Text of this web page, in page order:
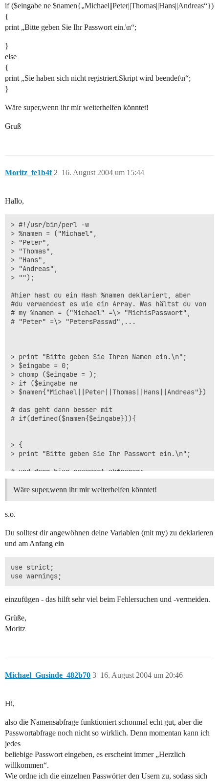
if ($eingabe ne $namen{„Michael||Peter||Thomas||Hans||Andreas“})
{
print „Bitte geben Sie Ihr Passwort ein.\n“;
}
else
{
print „Sie haben sich nicht registriert.Skript wird beendet\n“;
}
Wäre super,wenn ihr mir weiterhelfen könntet!
Gruß
Moritz_fe1b4f 16. August 2004 um 15:44
2
Hallo,
> #!/usr/bin/perl -w
> %namen = ("Michael",
> "Peter",
> "Thomas",
> "Hans",
> "Andreas",
> "");
#hier hast du ein Hash %namen deklariert, aber
#du verwendest es wie ein Array. Was hältst du von
# my %namen = ("Michael" =\> "MichisPasswort",
# "Peter" =\> "PetersPasswd",...
> print "Bitte geben Sie Ihren Namen ein.\n";
> $eingabe = 0;
> chomp ($eingabe = );
> if ($eingabe ne
> $namen{"Michael||Peter||Thomas||Hans||Andreas"})
# das geht dann besser mit
# if(defined($namen{$eingabe})){
> {
> print "Bitte geben Sie Ihr Passwort ein.\n";
# und dann hier passwort abfragen:
# chomp $passwd;
> else
> {
> print "Sie haben sich nicht registriert.Skript
Wäre super,wenn ihr mir weiterhelfen könntet!
s.o.
Du solltest dir angewöhnen deine Variablen (mit my) zu deklarieren
und am Anfang ein
use strict;
einzufügen - das hilft sehr viel beim Fehlersuchen und -vermeiden.
Grüße,
Moritz
Michael_Gusinde_482b70 16. August 2004 um 20:46
3
Hi,
also die Namensabfrage funktioniert schonmal echt gut, aber die
Passwortabfrage noch nicht so wirklich. Denn momentan kann ich
jedes
beliebige Passwort eingeben, es erscheint immer „Herzlich
willkommen“.
Wie ordne ich die einzelnen Passwörter den Usern zu, sodass sich